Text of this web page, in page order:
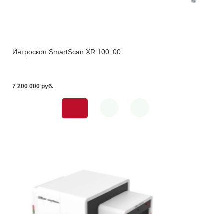
Интроскоп SmartScan XR 100100
7 200 000 pуб.